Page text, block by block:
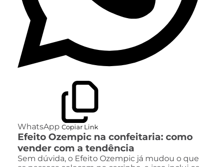
WhatsApp Copiar Link
Efeito Ozempic na confeitaria: como
vender com a tendência
Sem dúvida, o Efeito Ozempic já mudou o que